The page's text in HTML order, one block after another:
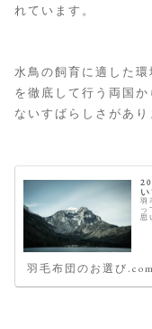
れています。
水鳥の飼育に適した
を徹底して行う両国
ないすばらしさがあり
い
羽
っ
思
羽毛布団のお選び.com